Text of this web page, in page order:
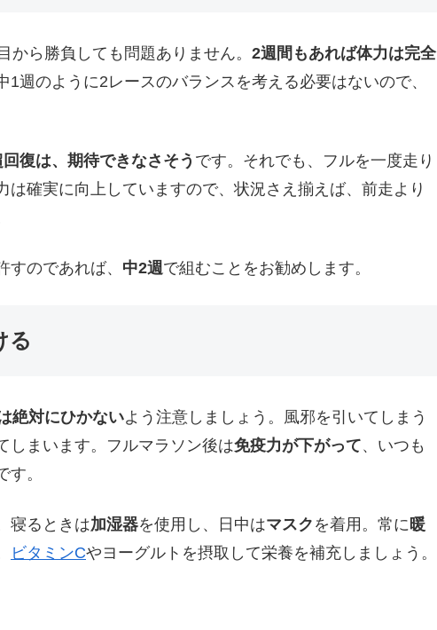
から勝負しても問題ありません。 2週間もあれば体力は完全
1週のように2レースのバランスを考える必要はないので、
復は、期待できなさそう です。それでも、フルを一度走り
は確実に向上していますので、状況さえ揃えば、前走より
すのであれば、 中2週で組むことをお勧めします。
る
絶対にひかないよう注意しましょう。風邪を引いてしまう
しまいます。フルマラソン後は免疫力が下がって、いつも
。
寝るときは加湿器を使用し、日中はマスク を着用。常に 暖
ビタミンCやヨーグルトを摂取して栄養を補充しましょう。